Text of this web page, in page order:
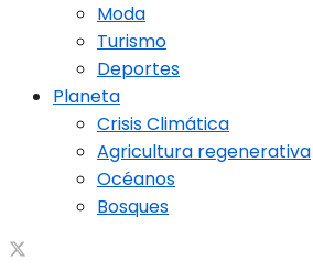
Moda
Turismo
Deportes
Planeta
Crisis Climática
Agricultura regenerativa
Océanos
Bosques